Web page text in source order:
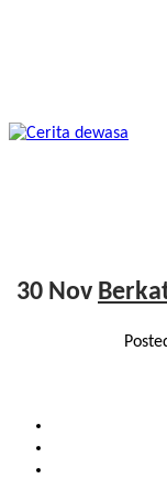
30 Nov